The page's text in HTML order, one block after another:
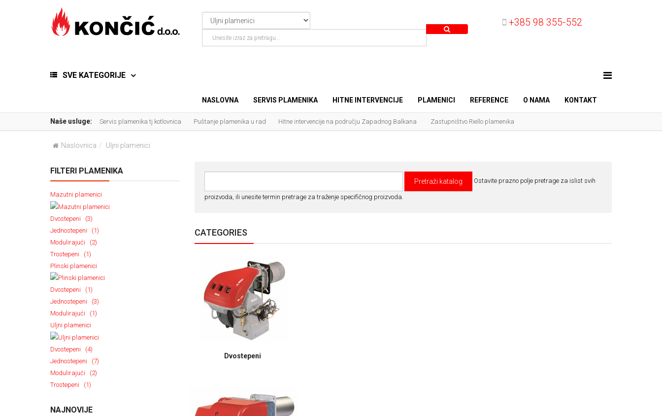
+385 98 355-552
SVE KATEGORIJE
NASLOVNA SERVIS PLAMENIKA HITNE INTERVENCIJE PLAMENICI REFERENCE O NAMA KONTAKT
Naše usluge: Servis plamenika tj kotlovnica Puštanje plamenika u rad Hitne intervencije na području Zapadnog Balkana Zastupništvo Riello plamenika
Naslovnica Uljni plamenici
FILTERI PLAMENIKA
Mazutni plamenici
Dvostepeni (3)
Jednostepeni (1)
Modulirajući (2)
Trostepeni (1)
Plinski plamenici
Dvostepeni (1)
Jednostepeni (3)
Modulirajući (1)
Uljni plamenici
Dvostepeni (4)
Jednostepeni (7)
Modulirajući (2)
Trostepeni (1)
NAJNOVIJE
Ostavite prazno polje pretrage za islist svih
proizvoda, ili unesite termin pretrage za traženje specifičnog proizvoda.
CATEGORIES
Dvostepeni